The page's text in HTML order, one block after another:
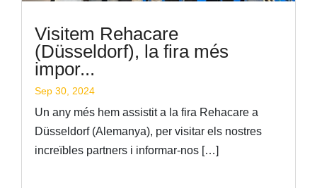
Visitem Rehacare
(Düsseldorf), la fira més
impor...
Sep 30, 2024
Un any més hem assistit a la fira Rehacare a
Düsseldorf (Alemanya), per visitar els nostres
increïbles partners i informar-nos […]